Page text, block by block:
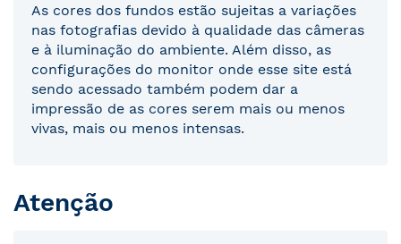
As cores dos fundos estão sujeitas a variações
nas fotografias devido à qualidade das câmeras
e à iluminação do ambiente. Além disso, as
configurações do monitor onde esse site está
sendo acessado também podem dar a
impressão de as cores serem mais ou menos
vivas, mais ou menos intensas.
Atenção